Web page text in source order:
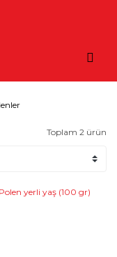
Toplam 2 ürün